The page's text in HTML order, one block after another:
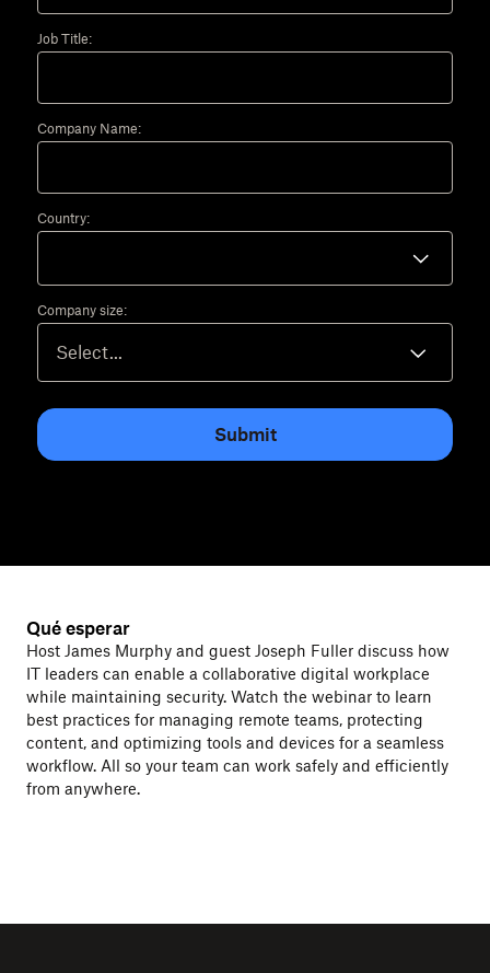
Job Title:
Company Name:
Country:
Company size:
Submit
Qué esperar
Host James Murphy and guest Joseph Fuller discuss how
IT leaders can enable a collaborative digital workplace
while maintaining security. Watch the webinar to learn
best practices for managing remote teams, protecting
content, and optimizing tools and devices for a seamless
workflow. All so your team can work safely and efficiently
from anywhere.